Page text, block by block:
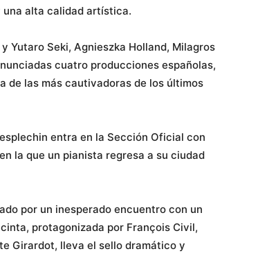
alta calidad artística.
Yutaro Seki, Agnieszka Holland, Milagros
cuatro producciones españolas,
de las más cautivadoras de los últimos
entra en la Sección Oficial con
la que un pianista regresa a su ciudad
por un inesperado encuentro con un
protagonizada por François Civil,
Girardot, lleva el sello dramático y